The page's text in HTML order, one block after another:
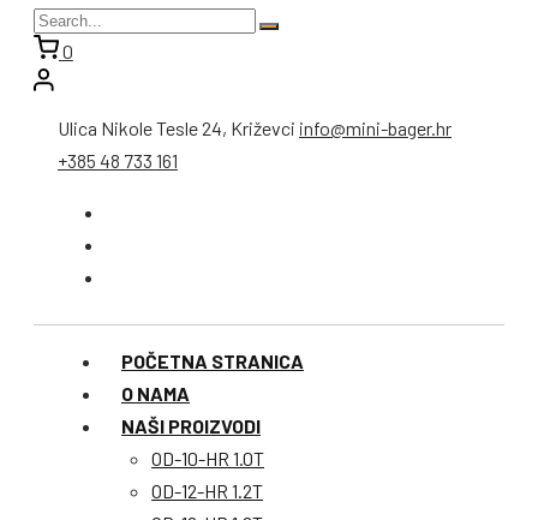
0
Ulica Nikole Tesle 24, Križevci info@mini-bager.hr
+385 48 733 161
POČETNA STRANICA
O NAMA
NAŠI PROIZVODI
OD-10-HR 1.0T
OD-12-HR 1.2T